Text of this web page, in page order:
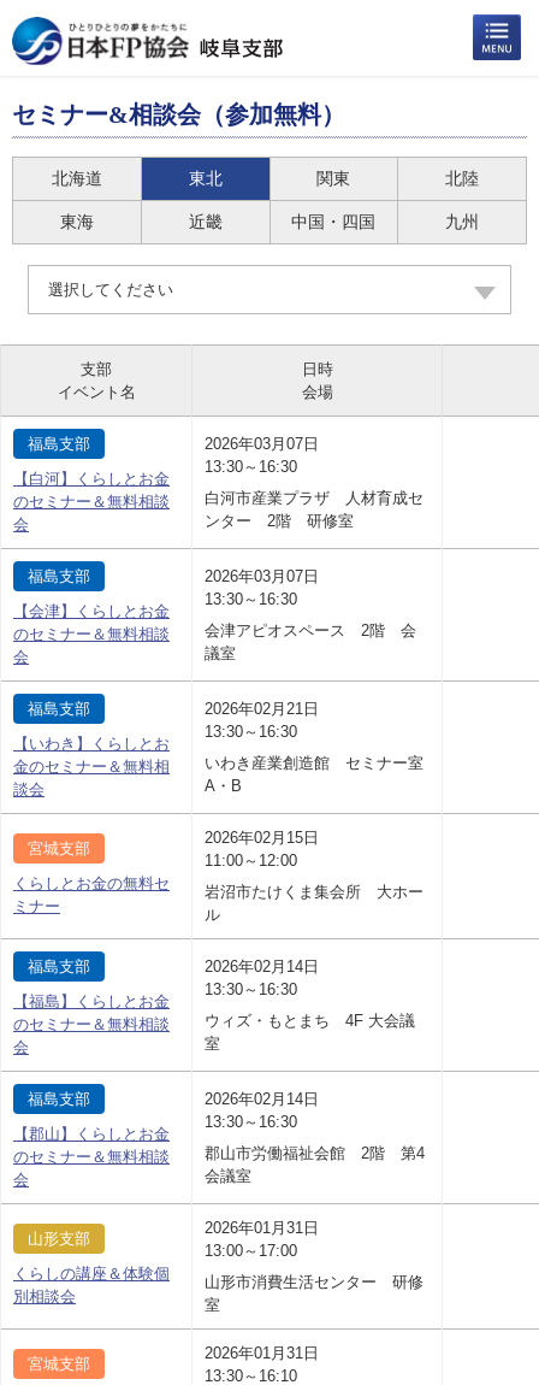
セミナー&相談会（参加無料）
北海道 東北 関東 北陸
東海 近畿 中国・四国 九州
選択してください
支部
イベント名
日時
会場
福島支部
【白河】くらしとお金
のセミナー＆無料相談
会
2026年03月07日
13:30～16:30
白河市産業プラザ 人材育成セ
ンター 2階 研修室
福島支部
【会津】くらしとお金
のセミナー＆無料相談
会
2026年03月07日
13:30～16:30
会津アピオスペース 2階 会
議室
福島支部
【いわき】くらしとお
金のセミナー＆無料相
談会
2026年02月21日
13:30～16:30
いわき産業創造館 セミナー室
A・B
宮城支部
くらしとお金の無料セ
ミナー
2026年02月15日
11:00～12:00
岩沼市たけくま集会所 大ホー
ル
福島支部
【福島】くらしとお金
のセミナー＆無料相談
会
2026年02月14日
13:30～16:30
ウィズ・もとまち 4F 大会議
室
福島支部
【郡山】くらしとお金
のセミナー＆無料相談
会
2026年02月14日
13:30～16:30
郡山市労働福祉会館 2階 第4
会議室
山形支部
くらしの講座＆体験個
別相談会
2026年01月31日
13:00～17:00
山形市消費生活センター 研修
室
宮城支部
2026年01月31日
13:30～16:10